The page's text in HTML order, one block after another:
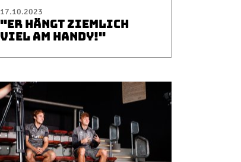
17.10.2023
"ER HÄNGT ZIEMLICH
VIEL AM HANDY!"